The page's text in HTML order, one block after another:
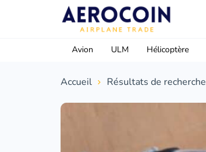
Avion ULM Hélicoptère
Accueil Résultats de recherche